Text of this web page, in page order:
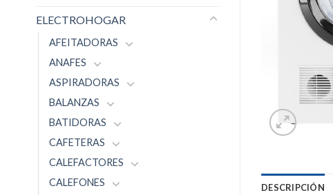
ELECTROHOGAR
AFEITADORAS
ANAFES
ASPIRADORAS
BALANZAS
BATIDORAS
CAFETERAS
CALEFACTORES
CALEFONES
DESCRIPCIÓN